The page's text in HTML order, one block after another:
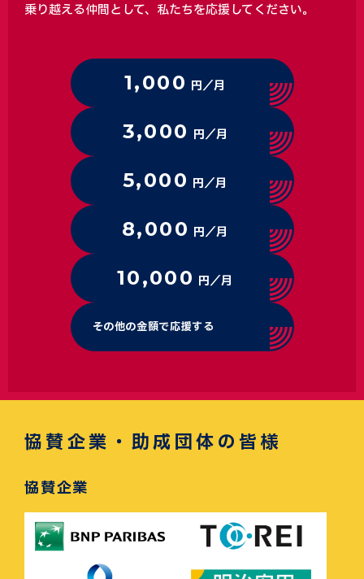
乗り越える仲間として、私たちを応援してください。
1,000 円／月
3,000 円／月
5,000 円／月
8,000 円／月
10,000 円／月
その他の金額で応援する
協賛企業・助成団体の皆様
協賛企業